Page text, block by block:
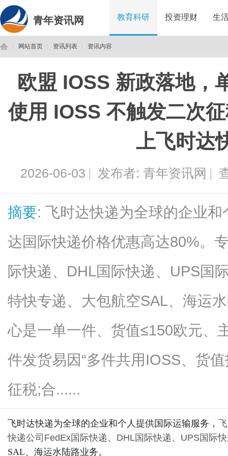
青年资讯网 教育科研 投资理财 生
网站首页
›
资讯列表
›
资讯内容
欧盟 IOSS 新政落地，
使用 IOSS 不触发二次
上飞时达
2026-06-03 | 发布者: 青年资讯网 |
摘要: 飞时达快递为全球的企业
达国际快递价格优惠高达80%。
际快递、DHL国际快递、UPS国
特快专递、大包航空SAL、海运
心是一单一件、货值≤150欧元、
件发货易因“多件共用IOSS、货
征税;合......
飞时达快递为全球的企业和个人提供国际运输服务，
快递公司 FedEx国际快递 、 DHL国际快递 、 UPS国际
SAL、海运水陆路业务。